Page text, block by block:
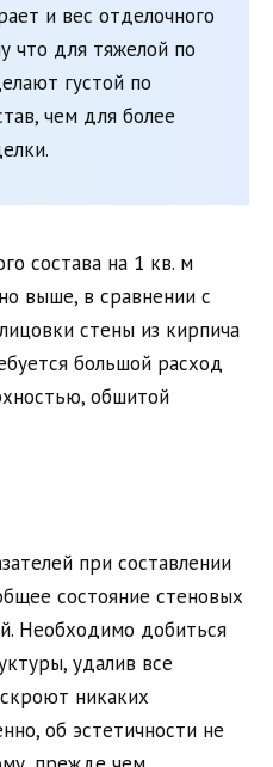
и вес отделочного
что для тяжелой по
густой по
чем для более
состава на 1 кв. м
выше, в сравнении с
стены из кирпича
большой расход
обшитой
при составлении
состояние стеновых
Необходимо добиться
удалив все
никаких
об эстетичности не